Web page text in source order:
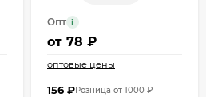
Опт i
от 78 ₽
оптовые цены
156 ₽Розница от 1000 ₽